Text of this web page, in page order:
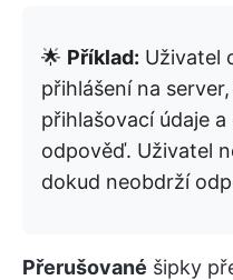
🌟 Příklad: Uživatel
přihlášení na
přihlašovací údaje
odpověď. Uživatel
dokud neobdrží
Přerušované šipky